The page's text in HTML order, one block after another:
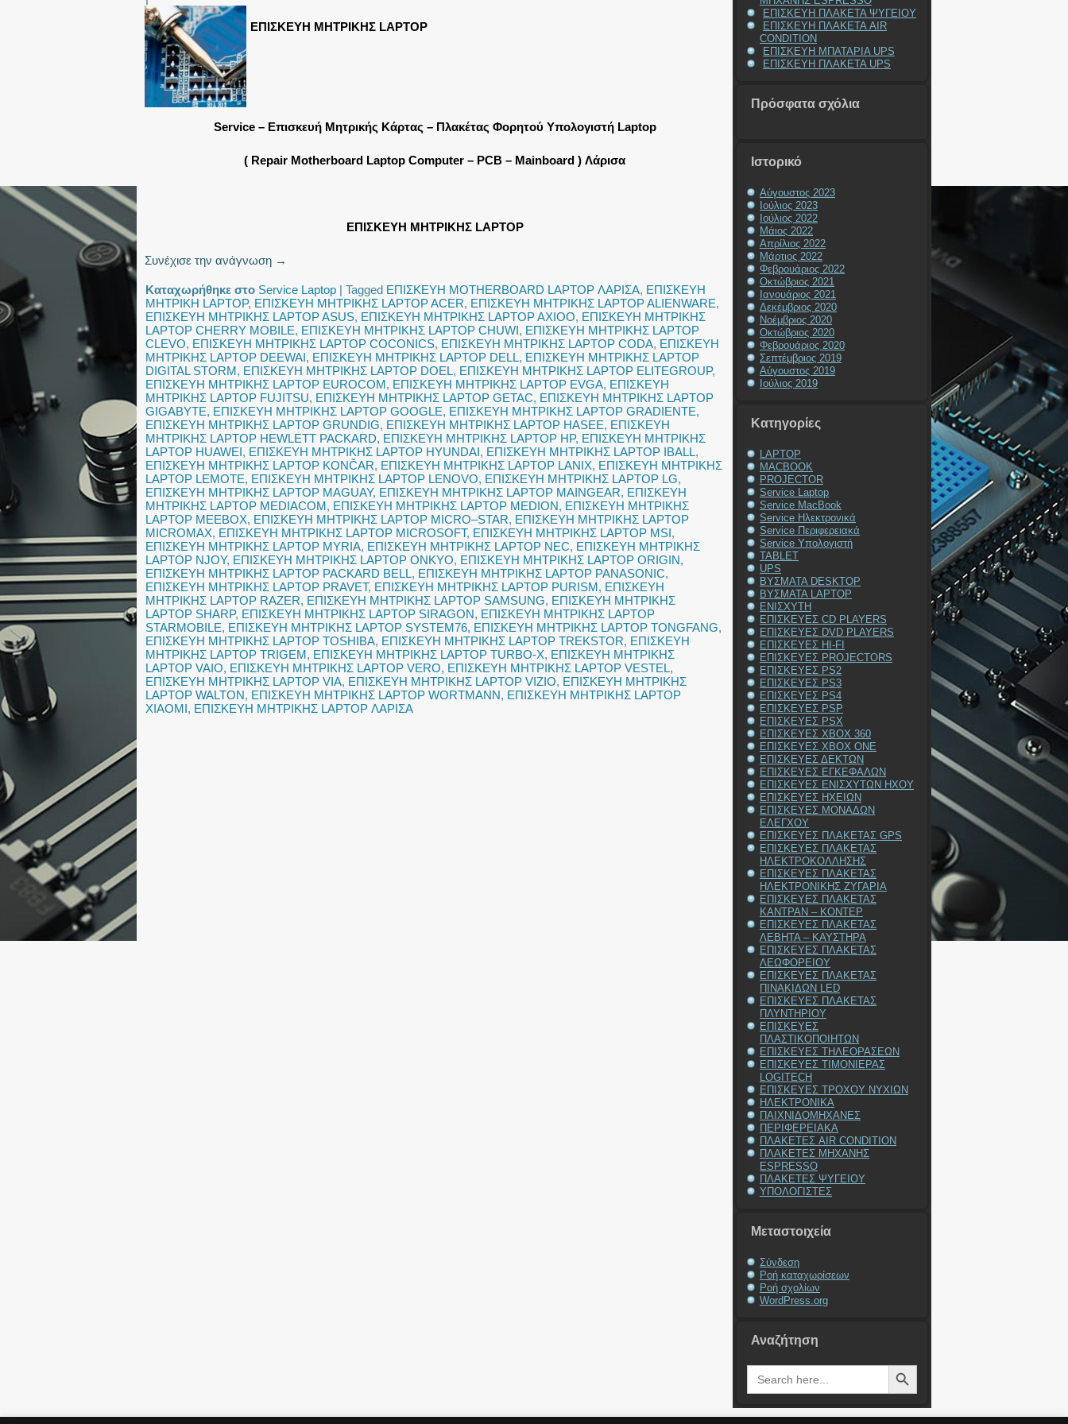
ΕΠΙΣΚΕΥΗ ΜΗΤΡΙΚΗΣ LAPTOP
Service – Επισκευή Μητρικής Κάρτας – Πλακέτας Φορητού Υπολογιστή Laptop
( Repair Motherboard Laptop Computer – PCB – Mainboard ) Λάρισα
ΕΠΙΣΚΕΥΗ ΜΗΤΡΙΚΗΣ LAPTOP
Συνέχισε την ανάγνωση →
Καταχωρήθηκε στο Service Laptop | Tagged ΕΠΙΣΚΕΥΗ MOTHERBOARD LAPTOP ΛΑΡΙΣΑ, ΕΠΙΣΚΕΥΗ
ΜΗΤΡΙΚΗ LAPTOP, ΕΠΙΣΚΕΥΗ ΜΗΤΡΙΚΗΣ LAPTOP ACER, ΕΠΙΣΚΕΥΗ ΜΗΤΡΙΚΗΣ LAPTOP ALIENWARE,
ΕΠΙΣΚΕΥΗ ΜΗΤΡΙΚΗΣ LAPTOP ASUS, ΕΠΙΣΚΕΥΗ ΜΗΤΡΙΚΗΣ LAPTOP AXIOO, ΕΠΙΣΚΕΥΗ ΜΗΤΡΙΚΗΣ
LAPTOP CHERRY MOBILE, ΕΠΙΣΚΕΥΗ ΜΗΤΡΙΚΗΣ LAPTOP CHUWI, ΕΠΙΣΚΕΥΗ ΜΗΤΡΙΚΗΣ LAPTOP
CLEVO, ΕΠΙΣΚΕΥΗ ΜΗΤΡΙΚΗΣ LAPTOP COCONICS, ΕΠΙΣΚΕΥΗ ΜΗΤΡΙΚΗΣ LAPTOP CODA, ΕΠΙΣΚΕΥΗ
ΜΗΤΡΙΚΗΣ LAPTOP DEEWAI, ΕΠΙΣΚΕΥΗ ΜΗΤΡΙΚΗΣ LAPTOP DELL, ΕΠΙΣΚΕΥΗ ΜΗΤΡΙΚΗΣ LAPTOP
DIGITAL STORM, ΕΠΙΣΚΕΥΗ ΜΗΤΡΙΚΗΣ LAPTOP DOEL, ΕΠΙΣΚΕΥΗ ΜΗΤΡΙΚΗΣ LAPTOP ELITEGROUP,
ΕΠΙΣΚΕΥΗ ΜΗΤΡΙΚΗΣ LAPTOP EUROCOM, ΕΠΙΣΚΕΥΗ ΜΗΤΡΙΚΗΣ LAPTOP EVGA, ΕΠΙΣΚΕΥΗ
ΜΗΤΡΙΚΗΣ LAPTOP FUJITSU, ΕΠΙΣΚΕΥΗ ΜΗΤΡΙΚΗΣ LAPTOP GETAC, ΕΠΙΣΚΕΥΗ ΜΗΤΡΙΚΗΣ LAPTOP
GIGABYTE, ΕΠΙΣΚΕΥΗ ΜΗΤΡΙΚΗΣ LAPTOP GOOGLE, ΕΠΙΣΚΕΥΗ ΜΗΤΡΙΚΗΣ LAPTOP GRADIENTE,
ΕΠΙΣΚΕΥΗ ΜΗΤΡΙΚΗΣ LAPTOP GRUNDIG, ΕΠΙΣΚΕΥΗ ΜΗΤΡΙΚΗΣ LAPTOP HASEE, ΕΠΙΣΚΕΥΗ
ΜΗΤΡΙΚΗΣ LAPTOP HEWLETT PACKARD, ΕΠΙΣΚΕΥΗ ΜΗΤΡΙΚΗΣ LAPTOP HP, ΕΠΙΣΚΕΥΗ ΜΗΤΡΙΚΗΣ
LAPTOP HUAWEI, ΕΠΙΣΚΕΥΗ ΜΗΤΡΙΚΗΣ LAPTOP HYUNDAI, ΕΠΙΣΚΕΥΗ ΜΗΤΡΙΚΗΣ LAPTOP IBALL,
ΕΠΙΣΚΕΥΗ ΜΗΤΡΙΚΗΣ LAPTOP KONČAR, ΕΠΙΣΚΕΥΗ ΜΗΤΡΙΚΗΣ LAPTOP LANIX, ΕΠΙΣΚΕΥΗ ΜΗΤΡΙΚΗΣ
LAPTOP LEMOTE, ΕΠΙΣΚΕΥΗ ΜΗΤΡΙΚΗΣ LAPTOP LENOVO, ΕΠΙΣΚΕΥΗ ΜΗΤΡΙΚΗΣ LAPTOP LG,
ΕΠΙΣΚΕΥΗ ΜΗΤΡΙΚΗΣ LAPTOP MAGUAY, ΕΠΙΣΚΕΥΗ ΜΗΤΡΙΚΗΣ LAPTOP MAINGEAR, ΕΠΙΣΚΕΥΗ
ΜΗΤΡΙΚΗΣ LAPTOP MEDIACOM, ΕΠΙΣΚΕΥΗ ΜΗΤΡΙΚΗΣ LAPTOP MEDION, ΕΠΙΣΚΕΥΗ ΜΗΤΡΙΚΗΣ
LAPTOP MEEBOX, ΕΠΙΣΚΕΥΗ ΜΗΤΡΙΚΗΣ LAPTOP MICRO–STAR, ΕΠΙΣΚΕΥΗ ΜΗΤΡΙΚΗΣ LAPTOP
MICROMAX, ΕΠΙΣΚΕΥΗ ΜΗΤΡΙΚΗΣ LAPTOP MICROSOFT, ΕΠΙΣΚΕΥΗ ΜΗΤΡΙΚΗΣ LAPTOP MSI,
ΕΠΙΣΚΕΥΗ ΜΗΤΡΙΚΗΣ LAPTOP MYRIA, ΕΠΙΣΚΕΥΗ ΜΗΤΡΙΚΗΣ LAPTOP NEC, ΕΠΙΣΚΕΥΗ ΜΗΤΡΙΚΗΣ
LAPTOP NJOY, ΕΠΙΣΚΕΥΗ ΜΗΤΡΙΚΗΣ LAPTOP ONKYO, ΕΠΙΣΚΕΥΗ ΜΗΤΡΙΚΗΣ LAPTOP ORIGIN,
ΕΠΙΣΚΕΥΗ ΜΗΤΡΙΚΗΣ LAPTOP PACKARD BELL, ΕΠΙΣΚΕΥΗ ΜΗΤΡΙΚΗΣ LAPTOP PANASONIC,
ΕΠΙΣΚΕΥΗ ΜΗΤΡΙΚΗΣ LAPTOP PRAVET, ΕΠΙΣΚΕΥΗ ΜΗΤΡΙΚΗΣ LAPTOP PURISM, ΕΠΙΣΚΕΥΗ
ΜΗΤΡΙΚΗΣ LAPTOP RAZER, ΕΠΙΣΚΕΥΗ ΜΗΤΡΙΚΗΣ LAPTOP SAMSUNG, ΕΠΙΣΚΕΥΗ ΜΗΤΡΙΚΗΣ
LAPTOP SHARP, ΕΠΙΣΚΕΥΗ ΜΗΤΡΙΚΗΣ LAPTOP SIRAGON, ΕΠΙΣΚΕΥΗ ΜΗΤΡΙΚΗΣ LAPTOP
STARMOBILE, ΕΠΙΣΚΕΥΗ ΜΗΤΡΙΚΗΣ LAPTOP SYSTEM76, ΕΠΙΣΚΕΥΗ ΜΗΤΡΙΚΗΣ LAPTOP TONGFANG,
ΕΠΙΣΚΕΥΗ ΜΗΤΡΙΚΗΣ LAPTOP TOSHIBA, ΕΠΙΣΚΕΥΗ ΜΗΤΡΙΚΗΣ LAPTOP TREKSTOR, ΕΠΙΣΚΕΥΗ
ΜΗΤΡΙΚΗΣ LAPTOP TRIGEM, ΕΠΙΣΚΕΥΗ ΜΗΤΡΙΚΗΣ LAPTOP TURBO-X, ΕΠΙΣΚΕΥΗ ΜΗΤΡΙΚΗΣ
LAPTOP VAIO, ΕΠΙΣΚΕΥΗ ΜΗΤΡΙΚΗΣ LAPTOP VERO, ΕΠΙΣΚΕΥΗ ΜΗΤΡΙΚΗΣ LAPTOP VESTEL,
ΕΠΙΣΚΕΥΗ ΜΗΤΡΙΚΗΣ LAPTOP VIA, ΕΠΙΣΚΕΥΗ ΜΗΤΡΙΚΗΣ LAPTOP VIZIO, ΕΠΙΣΚΕΥΗ ΜΗΤΡΙΚΗΣ
LAPTOP WALTON, ΕΠΙΣΚΕΥΗ ΜΗΤΡΙΚΗΣ LAPTOP WORTMANN, ΕΠΙΣΚΕΥΗ ΜΗΤΡΙΚΗΣ LAPTOP
XIAOMI, ΕΠΙΣΚΕΥΗ ΜΗΤΡΙΚΗΣ LAPTOP ΛΑΡΙΣΑ
ΕΠΙΣΚΕΥΗ ΠΛΑΚΕΤΑ ΨΥΓΕΙΟΥ
ΕΠΙΣΚΕΥΗ ΠΛΑΚΕΤΑ AIR
CONDITION
ΕΠΙΣΚΕΥΗ ΜΠΑΤΑΡΙΑ UPS
ΕΠΙΣΚΕΥΗ ΠΛΑΚΕΤΑ UPS
Πρόσφατα σχόλια
Ιστορικό
Αύγουστος 2023
Ιούλιος 2023
Ιούλιος 2022
Μάιος 2022
Απρίλιος 2022
Μάρτιος 2022
Φεβρουάριος 2022
Οκτώβριος 2021
Ιανουάριος 2021
Δεκέμβριος 2020
Νοέμβριος 2020
Οκτώβριος 2020
Φεβρουάριος 2020
Σεπτέμβριος 2019
Αύγουστος 2019
Ιούλιος 2019
Kατηγορίες
LAPTOP
MACBOOK
PROJECTOR
Service Laptop
Service MacBook
Service Ηλεκτρονικά
Service Περιφερειακά
Service Υπολογιστή
TABLET
UPS
ΒΥΣΜΑΤΑ DESKTOP
ΒΥΣΜΑΤΑ LAPTOP
ΕΝΙΣΧΥΤΗ
ΕΠΙΣΚΕΥΕΣ CD PLAYERS
ΕΠΙΣΚΕΥΕΣ DVD PLAYERS
ΕΠΙΣΚΕΥΕΣ HI-FI
ΕΠΙΣΚΕΥΕΣ PROJECTORS
ΕΠΙΣΚΕΥΕΣ PS2
ΕΠΙΣΚΕΥΕΣ PS3
ΕΠΙΣΚΕΥΕΣ PS4
ΕΠΙΣΚΕΥΕΣ PSP
ΕΠΙΣΚΕΥΕΣ PSX
ΕΠΙΣΚΕΥΕΣ XBOX 360
ΕΠΙΣΚΕΥΕΣ XBOX ONE
ΕΠΙΣΚΕΥΕΣ ΔΕΚΤΩΝ
ΕΠΙΣΚΕΥΕΣ ΕΓΚΕΦΑΛΩΝ
ΕΠΙΣΚΕΥΕΣ ΕΝΙΣΧΥΤΩΝ ΗΧΟΥ
ΕΠΙΣΚΕΥΕΣ ΗΧΕΙΩΝ
ΕΠΙΣΚΕΥΕΣ ΜΟΝΑΔΩΝ
ΕΛΕΓΧΟΥ
ΕΠΙΣΚΕΥΕΣ ΠΛΑΚΕΤΑΣ GPS
ΕΠΙΣΚΕΥΕΣ ΠΛΑΚΕΤΑΣ
ΗΛΕΚΤΡΟΚΟΛΛΗΣΗΣ
ΕΠΙΣΚΕΥΕΣ ΠΛΑΚΕΤΑΣ
ΗΛΕΚΤΡΟΝΙΚΗΣ ΖΥΓΑΡΙΑ
ΕΠΙΣΚΕΥΕΣ ΠΛΑΚΕΤΑΣ
ΚΑΝΤΡΑΝ – ΚΟΝΤΕΡ
ΕΠΙΣΚΕΥΕΣ ΠΛΑΚΕΤΑΣ
ΛΕΒΗΤΑ – ΚΑΥΣΤΗΡΑ
ΕΠΙΣΚΕΥΕΣ ΠΛΑΚΕΤΑΣ
ΛΕΩΦΟΡΕΙΟΥ
ΕΠΙΣΚΕΥΕΣ ΠΛΑΚΕΤΑΣ
ΠΙΝΑΚΙΔΩΝ LED
ΕΠΙΣΚΕΥΕΣ ΠΛΑΚΕΤΑΣ
ΠΛΥΝΤΗΡΙΟΥ
ΕΠΙΣΚΕΥΕΣ
ΠΛΑΣΤΙΚΟΠΟΙΗΤΩΝ
ΕΠΙΣΚΕΥΕΣ ΤΗΛΕΟΡΑΣΕΩΝ
ΕΠΙΣΚΕΥΕΣ ΤΙΜΟΝΙΕΡΑΣ
LOGITECH
ΕΠΙΣΚΕΥΕΣ ΤΡΟΧΟΥ ΝΥΧΙΩΝ
ΗΛΕΚΤΡΟΝΙΚΑ
ΠΑΙΧΝΙΔΟΜΗΧΑΝΕΣ
ΠΕΡΙΦΕΡΕΙΑΚΑ
ΠΛΑΚΕΤΕΣ AIR CONDITION
ΠΛΑΚΕΤΕΣ ΜΗΧΑΝΗΣ
ESPRESSO
ΠΛΑΚΕΤΕΣ ΨΥΓΕΙΟΥ
ΥΠΟΛΟΓΙΣΤΕΣ
Μεταστοιχεία
Σύνδεση
Ροή καταχωρίσεων
Ροή σχολίων
WordPress.org
Αναζήτηση
Search
for:
Search Button